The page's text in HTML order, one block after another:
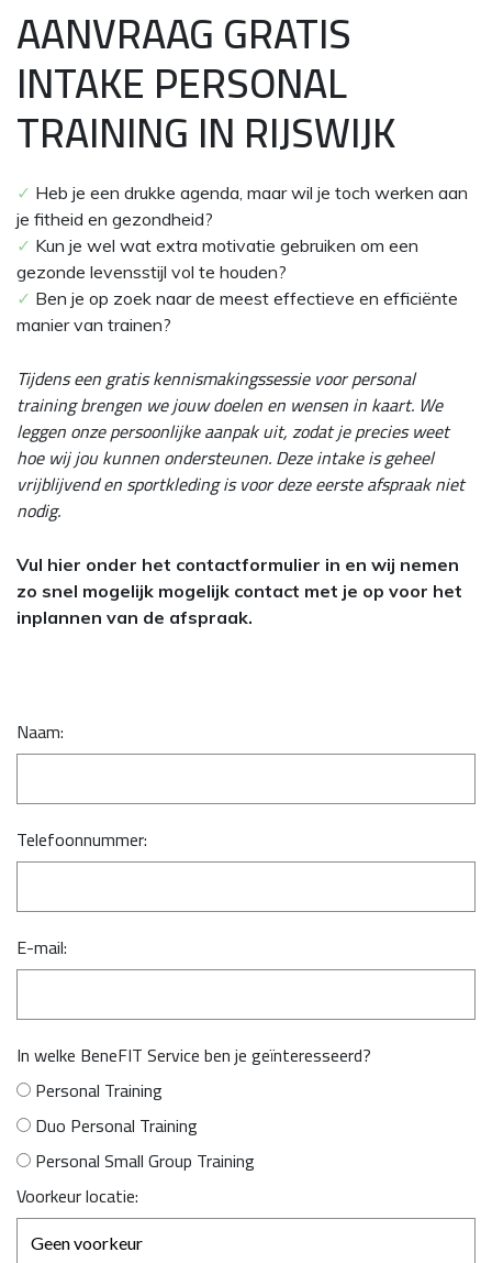
AANVRAAG GRATIS
INTAKE PERSONAL
TRAINING IN RIJSWIJK
✓ Heb je een drukke agenda, maar wil je toch werken aan
je fitheid en gezondheid?
✓ Kun je wel wat extra motivatie gebruiken om een
gezonde levensstijl vol te houden?
✓ Ben je op zoek naar de meest effectieve en efficiënte
manier van trainen?
Tijdens een gratis kennismakingssessie voor personal
training brengen we jouw doelen en wensen in kaart. We
leggen onze persoonlijke aanpak uit, zodat je precies weet
hoe wij jou kunnen ondersteunen. Deze intake is geheel
vrijblijvend en sportkleding is voor deze eerste afspraak niet
nodig.
Vul hier onder het contactformulier in en wij nemen
zo snel mogelijk mogelijk contact met je op voor het
inplannen van de afspraak.
Naam:
Telefoonnummer:
E-mail:
In welke BeneFIT Service ben je geïnteresseerd?
Personal Training
Duo Personal Training
Personal Small Group Training
Voorkeur locatie: